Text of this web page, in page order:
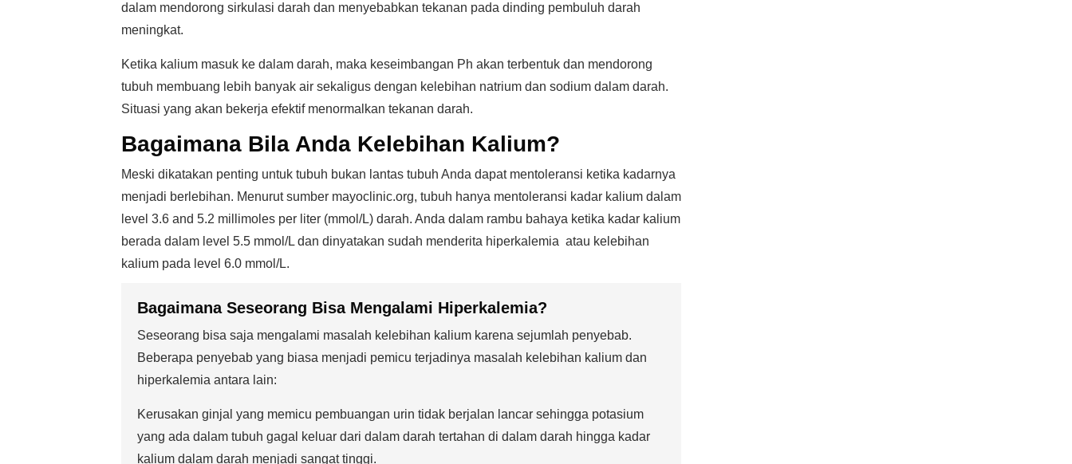
dalam mendorong sirkulasi darah dan menyebabkan tekanan pada dinding pembuluh darah
meningkat.
Ketika kalium masuk ke dalam darah, maka keseimbangan Ph akan terbentuk dan mendorong
tubuh membuang lebih banyak air sekaligus dengan kelebihan natrium dan sodium dalam darah.
Situasi yang akan bekerja efektif menormalkan tekanan darah.
Bagaimana Bila Anda Kelebihan Kalium?
Meski dikatakan penting untuk tubuh bukan lantas tubuh Anda dapat mentoleransi ketika kadarnya
menjadi berlebihan. Menurut sumber mayoclinic.org, tubuh hanya mentoleransi kadar kalium dalam
level 3.6 and 5.2 millimoles per liter (mmol/L) darah. Anda dalam rambu bahaya ketika kadar kalium
berada dalam level 5.5 mmol/L dan dinyatakan sudah menderita hiperkalemia atau kelebihan
kalium pada level 6.0 mmol/L.
Bagaimana Seseorang Bisa Mengalami Hiperkalemia?
Seseorang bisa saja mengalami masalah kelebihan kalium karena sejumlah penyebab.
Beberapa penyebab yang biasa menjadi pemicu terjadinya masalah kelebihan kalium dan
hiperkalemia antara lain:
Kerusakan ginjal yang memicu pembuangan urin tidak berjalan lancar sehingga potasium
yang ada dalam tubuh gagal keluar dari dalam darah tertahan di dalam darah hingga kadar
kalium dalam darah menjadi sangat tinggi.